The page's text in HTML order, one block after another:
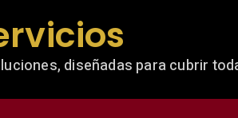
diseñadas para cubrir